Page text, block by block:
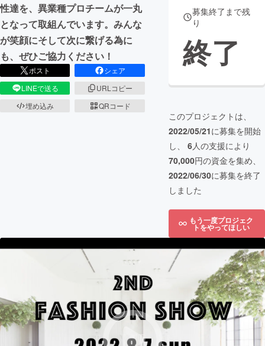
性達を、異業種プロチームが一丸
となって取組んでいます。みんな
が笑顔にそして次に繋げる為に
も、ぜひご協力ください！
ポスト
シェア
LINEで送る
URLコピー
埋め込み
QRコード
募集終了まで残
り
終了
このプロジェクトは、
2022/05/21に募集を開始
し、 6人の支援により
70,000円の資金を集め、
2022/06/30に募集を終了
しました
もう一度プロジェク
トをやってほしい